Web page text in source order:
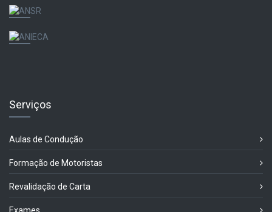
Serviços
Aulas de Condução
Formação de Motoristas
Revalidação de Carta